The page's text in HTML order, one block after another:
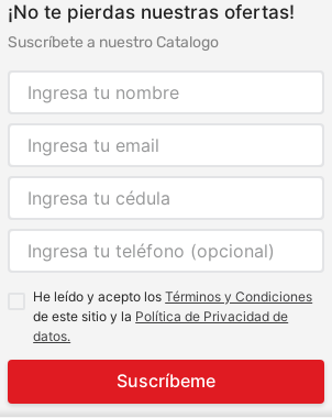
¡No te pierdas nuestras ofertas!
Suscríbete a nuestro Catalogo
He leído y acepto losTérminos y Condiciones
de este sitio y la Política de Privacidad de
datos.
Suscríbeme